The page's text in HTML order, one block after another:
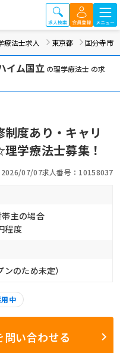
療法士求人 東京都 国分寺市
イム国立 の理学療法士 の求
制度あり・キャリ
学療法士募集！
2026/07/07求人番号：10158037
主の場合
程度
のため未定）
中
問い合わせる